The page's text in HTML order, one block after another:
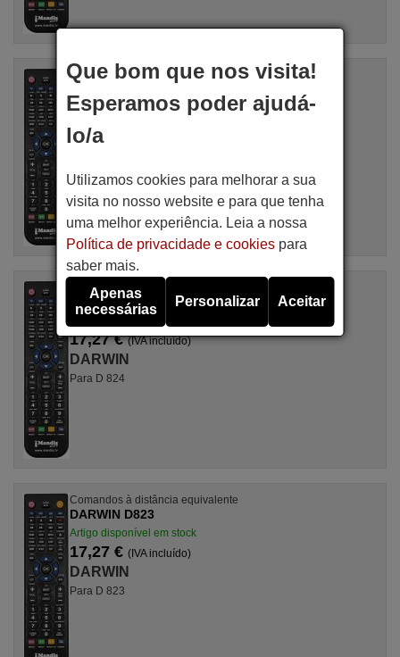
Comandos à distância equivalente
Artigo disponível em stock
17,27 €
DARWIN
Comandos à distância equivalente
DARWIN D824
Artigo disponível em stock
17,27 €(IVA incluído)
DARWIN
Para D 824
Comandos à distância equivalente
DARWIN D823
Artigo disponível em stock
17,27 € (IVA incluído)
DARWIN
Para D 823
Que bom que nos visita!
Esperamos poder ajudá-
lo/a
Utilizamos cookies para melhorar a sua
visita no nosso website e para que tenha
uma melhor experiência. Leia a nossa
Política de privacidade e cookiespara
saber mais.
Apenas
necessárias
Personalizar Aceitar